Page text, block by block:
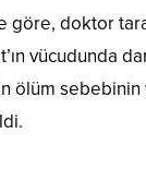
göre, doktor
vücudunda
ölüm sebebinin